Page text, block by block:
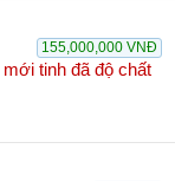
155,000,000 VNĐ
tinh đã độ chất